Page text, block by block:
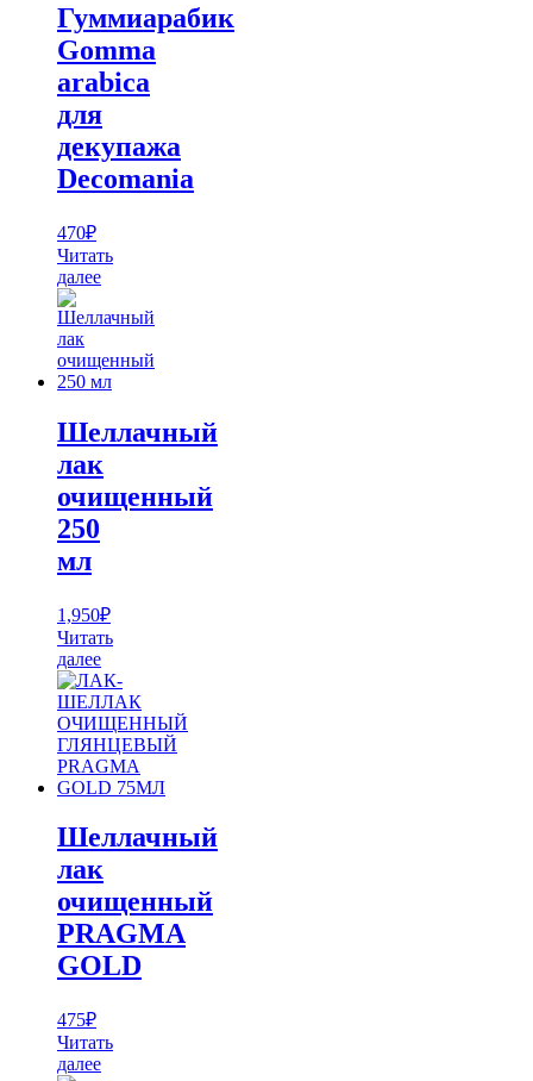
Гуммиарабик
Gomma
arabica
для
декупажа
Decomania
470₽
Читать
далее
Шеллачный
лак
очищенный
250
мл
1,950₽
Читать
далее
Шеллачный
лак
очищенный
PRAGMA
GOLD
475₽
Читать
далее